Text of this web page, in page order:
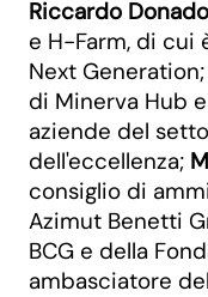
Riccardo
e H-Farm, di cui
Next Generation;
di Minerva Hub
aziende del
dell'eccellenza;
consiglio di
Azimut Benetti
BCG e della
ambasciatore